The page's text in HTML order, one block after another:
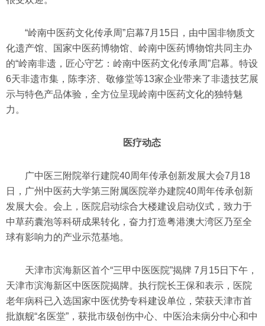
“岭南中医药文化传承周”启幕7月15日，由中国非物质文
化遗产馆、国家中医药博物馆、岭南中医药博物馆共同主办
的“岭南非遗，匠心守艺：岭南中医药文化传承周”启幕。特设
6天非遗市集，陈李济、敬修堂等13家企业带来了非遗技艺展
示与特色产品体验，全方位呈现岭南中医药文化的独特魅
力。
医疗动态
广中医三附院举行建院40周年传承创新发展大会7月18
日，广州中医药大学第三附属医院举办建院40周年传承创新
发展大会。会上，医院启动综合大楼建设启动仪式，致力于
中草药囊泡等科研成果转化，奋力打造粤港澳大湾区乃至全
球有影响力的产业示范基地。
天津市滨海新区首个“三甲中医医院”揭牌 7月15日下午，
天津市滨海新区中医医院揭牌。执行院长王保和表示，医院
老年病科已入选国家中医优势专科建设单位，荣获天津市首
批旗舰“名医堂”，获批市级创伤中心、中医治未病分中心和中